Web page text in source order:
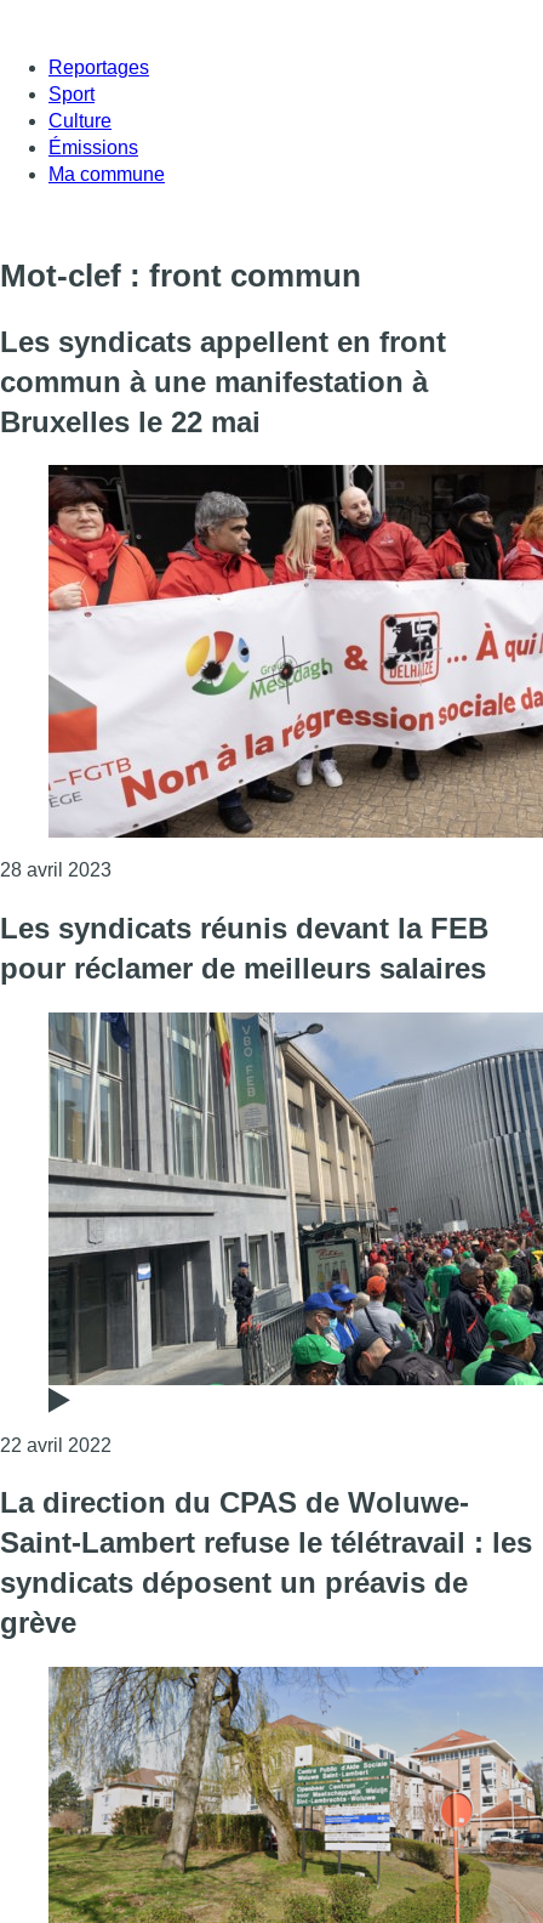
Reportages
Sport
Culture
Émissions
Ma commune
Mot-clef : front commun
Les syndicats appellent en front
commun à une manifestation à
Bruxelles le 22 mai
28 avril 2023Consulter l'article "Les syndicats appellent en
Les syndicats réunis devant la FEB
pour réclamer de meilleurs salaires
22 avril 2022
La direction du CPAS de Woluwe-
Saint-Lambert refuse le télétravail : les
syndicats déposent un préavis de
grève